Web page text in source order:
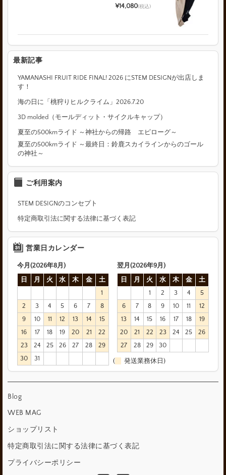
¥14,080(税込)
最新記事
YAMANASHI FRUIT RIDE FINAL! 2026 にSTEM DESIGNが出店しま
す！
海の日に「桃狩りヒルクライム」2026.7.20
3D molded（モールディット・サイクルキャップ）
夏至の500kmライド ～神社からの帰路 エピローグ～
夏至の500kmライド ～最終日：鈴鹿スカイラインからのゴール
の神社～
ご利用案内
STEM DESIGNのコンセプト
特定商取引法に関する法律に基づく表記
営業日カレンダー
今月(2026年8月)
日
月 火 水 木 金
土
1
2
3 4 5 6 7
8
9
10 11 12 13 14
15
16
17 18 19 20 21
22
23
24 25 26 27 28
29
30
31
翌月(2026年9月)
日
月 火 水 木 金
土
1
2 3 4
5
6
7 8 9 10 11
12
13
14 15 16 17 18
19
20
21 22 23 24 25
26
27
28 29 30
( 発送業務休日)
Blog
WEB MAG
ショップリスト
特定商取引法に関する法律に基づく表記
プライバシーポリシー